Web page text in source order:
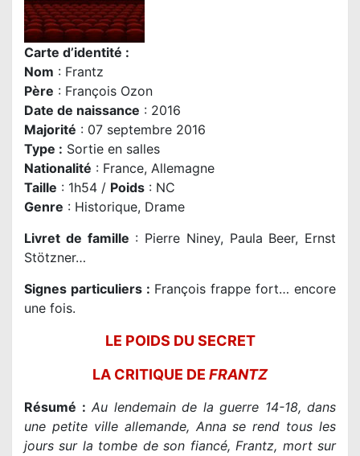
Carte d’identité :
Nom : Frantz
Père : François Ozon
Date de naissance : 2016
Majorité : 07 septembre 2016
Type : Sortie en salles
Nationalité : France, Allemagne
Taille : 1h54 / Poids : NC
Genre : Historique, Drame
Livret de famille : Pierre Niney, Paula Beer, Ernst
Stötzner…
Signes particuliers : François frappe fort… encore
une fois.
LE POIDS DU SECRET
LA CRITIQUE DE FRANTZ
Résumé : Au lendemain de la guerre 14-18, dans
une petite ville allemande, Anna se rend tous les
jours sur la tombe de son fiancé, Frantz, mort sur